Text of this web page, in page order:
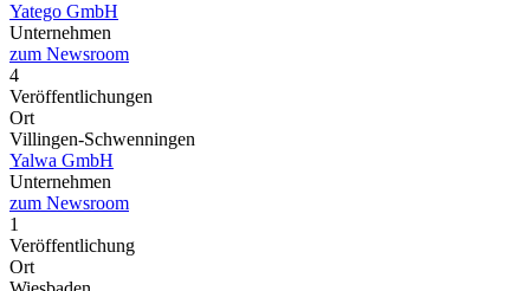
Yatego GmbH
Unternehmen
zum Newsroom
4
Veröffentlichungen
Ort
Villingen-Schwenningen
Yalwa GmbH
Unternehmen
zum Newsroom
1
Veröffentlichung
Ort